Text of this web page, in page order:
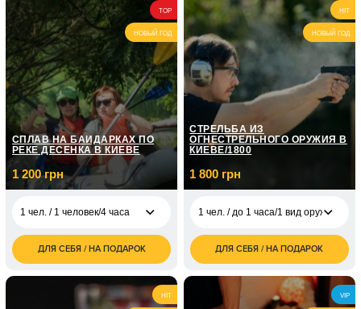
2 чел. / 60 минут
3 600
грн
1 чел. / На
собственном авто/2
часа
3 500
грн
1 чел. / Курс
экстремального
вождения/6 занятий
по 2 часа
21 000
грн
TOP
НОВЫЙ ГОД
СПЛАВ НА БАЙДАРКАХ ПО
РЕКЕ ДЕСЕНКА В КИЕВЕ
1 200 грн
1 чел. / 1 человек/4 часа
1 чел. / 1 человек/4
часа
грн
2 400
грн
ДЛЯ СЕБЯ / НА ПОДАРОК
HIT
НОВЫЙ ГОД
СТРЕЛЬБА ИЗ
ОГНЕСТРЕЛЬНОГО ОРУЖИЯ В
КИЕВЕ/1800
1 800 грн
1 чел. / до 1 часа/1 вид оружия
1 чел. / до 1 часа/1
вид оружия
грн
2 чел. / до 1 часа/1
вид оружия
3 600
грн
ДЛЯ СЕБЯ / НА ПОДАРОК
HIT VIP